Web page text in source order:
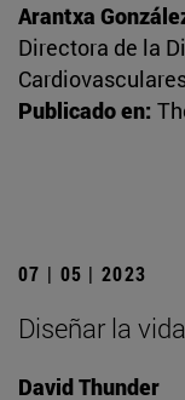
Arantxa
Directora de la
Publicado en:
07 | 05 | 2023
Diseñar la
David Thunder